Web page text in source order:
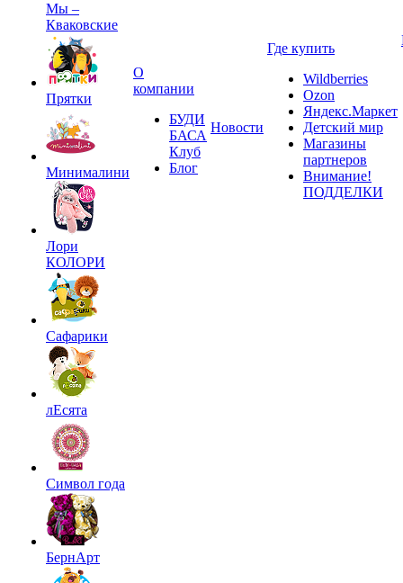
Мы –
Кваковские
Прятки
Минималини
Лори
КОЛОРИ
Сафарики
лЕсята
Символ года
БернАрт
О
компании
БУДИ
БАСА
Клуб
Блог
Новости
Где купить
Wildberries
Ozon
Яндекс.Маркет
Детский мир
Магазины
партнеров
Внимание!
ПОДДЕЛКИ